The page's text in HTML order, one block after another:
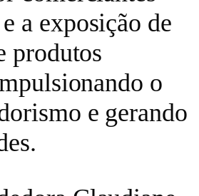
a exposição de
produtos
o
e gerando